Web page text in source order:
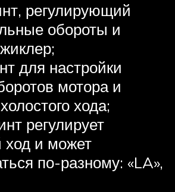
регулирующий
обороты и
для настройки
мотора и
хода;
регулирует
ход и может
по-разному: «LA»,